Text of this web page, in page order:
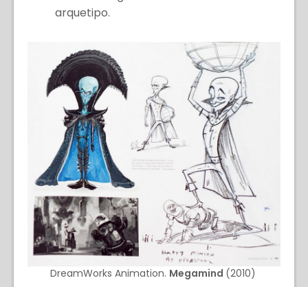
arquetipo.
DreamWorks Animation. Megamind (2010)